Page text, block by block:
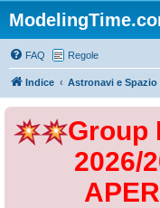
FAQ Regole
Indice Astronavi e Spazio
Group
2026/